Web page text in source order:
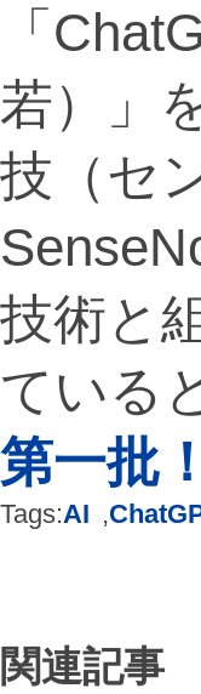
「
若）」
技（セ
技術と
ている
第一批
Tags:AI ,
関連記事